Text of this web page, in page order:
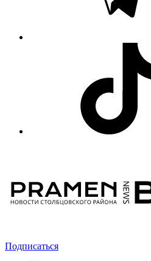
Подписаться